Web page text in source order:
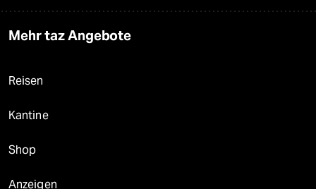
Mehr taz Angebote
Reisen
Kantine
Shop
Anzeigen